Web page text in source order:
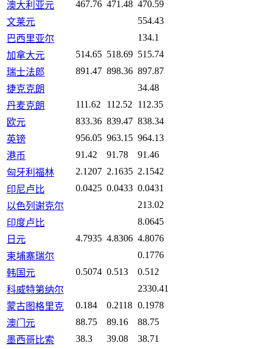
澳大利亚元 467.76 471.48 470.59
文莱元
554.43
巴西里亚尔
134.1
加拿大元
514.65 518.69 515.74
瑞士法郎
891.47 898.36 897.87
捷克克朗
34.48
丹麦克朗
111.62 112.52
112.35
欧元
833.36 839.47 838.34
英镑
956.05 963.15 964.13
港币
91.42 91.78
91.46
匈牙利福林
2.1207 2.1635 2.1542
印尼卢比
0.0425 0.0433 0.0431
以色列谢克尔
213.02
印度卢比
8.0645
日元
4.7935 4.8306 4.8076
柬埔寨瑞尔
0.1776
韩国元
0.5074 0.513
0.512
科威特第纳尔
2330.41
蒙古图格里克
0.184 0.2118 0.1978
澳门元
88.75 89.16
88.75
墨西哥比索
38.3 39.08
38.71